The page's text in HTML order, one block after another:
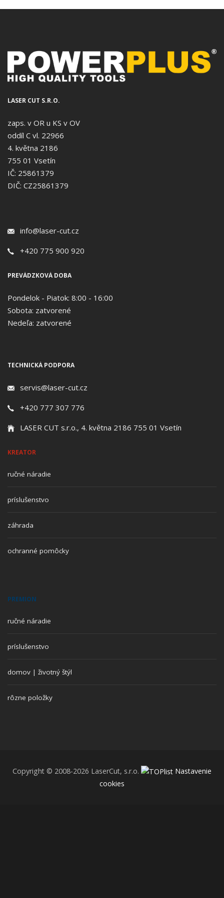
LASER CUT S.R.O.
zaps. v OR u KS v OV
oddíl C vl. 22966
4. května 2186
755 01 Vsetín
IČ: 25861379
DIČ: CZ25861379
info@laser-cut.cz
+420 775 900 920
PREVÁDZKOVÁ DOBA
Pondelok - Piatok: 8:00 - 16:00
Sobota: zatvorené
Nedeľa: zatvorené
TECHNICKÁ PODPORA
servis@laser-cut.cz
+420 777 307 776
LASER CUT s.r.o., 4. května 2186 755 01 Vsetín
KREATOR
ručné náradie
príslušenstvo
záhrada
ochranné pomôcky
PREMION
ručné náradie
príslušenstvo
domov | životný štýl
rôzne položky
Copyright © 2008-2026 LaserCut, s.r.o.
Nastavenie
cookies